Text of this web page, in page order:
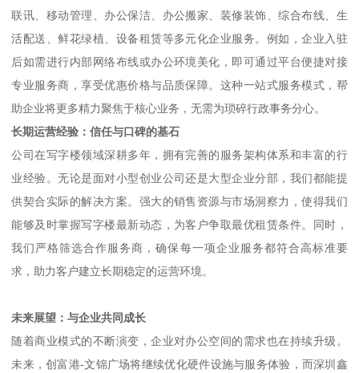
经验丰富的选址顾问团队，他们不仅熟悉区域写字楼市场动态，更
能结合企业长期发展目标，给予整体选址方案，包括空间规划、成
本控制、合同谈判等环节。从初次看房到最终签约入驻，专业团队
全程跟进，让企业省心省力。
一站式企业服务：为运营赋能